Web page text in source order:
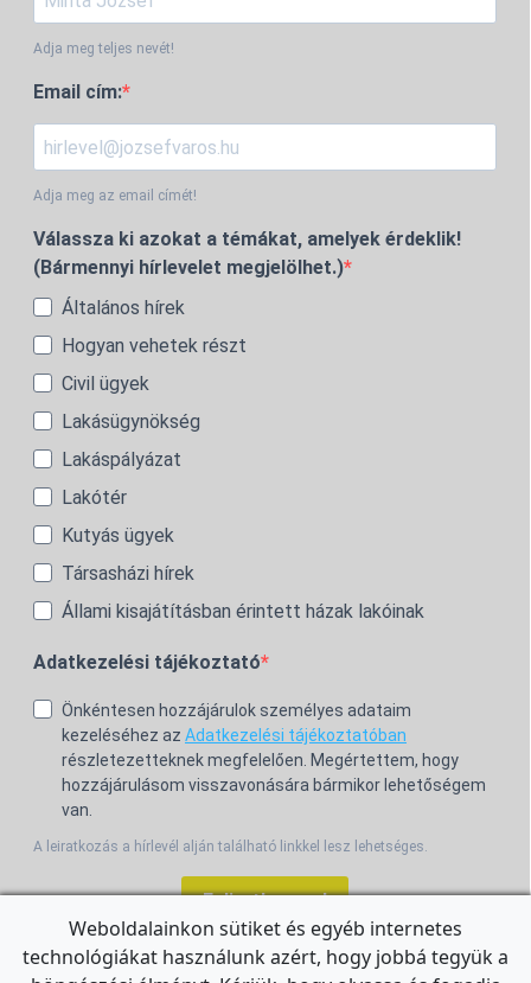
Adja meg teljes nevét!
Email cím:
Adja meg az email címét!
Válassza ki azokat a témákat, amelyek érdeklik!
(Bármennyi hírlevelet megjelölhet.)
Általános hírek
Hogyan vehetek részt
Civil ügyek
Lakásügynökség
Lakáspályázat
Lakótér
Kutyás ügyek
Társasházi hírek
Állami kisajátításban érintett házak lakóinak
Adatkezelési tájékoztató
Önkéntesen hozzájárulok személyes adataim
kezeléséhez az Adatkezelési tájékoztatóban
részletezetteknek megfelelően. Megértettem, hogy
hozzájárulásom visszavonására bármikor lehetőségem
van.
A leiratkozás a hírlevél alján található linkkel lesz lehetséges.
Feliratkozom!
Weboldalainkon sütiket és egyéb internetes
technológiákat használunk azért, hogy jobbá tegyük a